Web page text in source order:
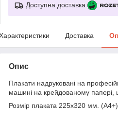
Доступна доставка
Доставка
Опис
Плакати надруковані на
машині на крейдованому папері,
Розмір плаката 225х320 мм. (А4+)